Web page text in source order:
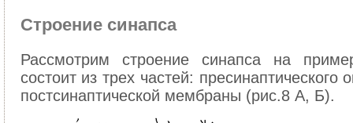
Строение синапса
Рассмотрим строение синапса на
состоит из трех частей:
постсинаптической мембраны (рис.8 А, Б).